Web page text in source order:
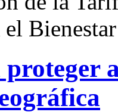
el
proteger